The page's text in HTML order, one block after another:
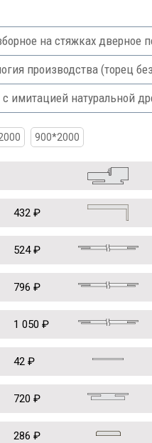
на стяжках дверное
производства (торец
имитацией натуральной
900*2000
432 ₽
524 ₽
796 ₽
1 050 ₽
42 ₽
720 ₽
286 ₽